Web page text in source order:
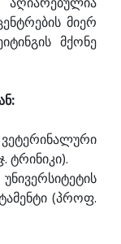
მიერ
მქონე
ტრინიკი).
(პროფ.